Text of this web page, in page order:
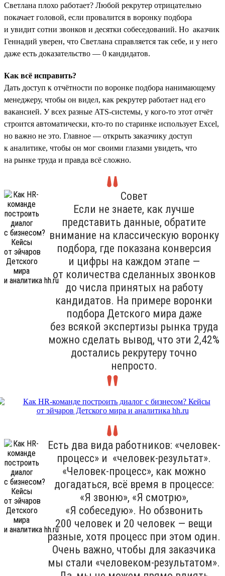
Светлана плохо работает? Любой рекрутер отрицательно
покачает головой, если провалится в воронку подбора
и увидит сотни звонков и десятки собеседований. Но аказчик
Геннадий уверен, что Светлана справляется так себе, и у него
даже есть доказательство — 0 кандидатов.
Как всё исправить?
Дать доступ к отчётности по воронке подбора нанимающему
менеджеру, чтобы он видел, как рекрутер работает над его
вакансией. У всех разные ATS-системы, у кого-то этот отчёт
строится автоматически, кто-то по старинке использует Excel,
но важно не это. Главное — открыть заказчику доступ
к аналитике, чтобы он мог своими глазами увидеть, что
на рынке труда и правда всё сложно.
Совет
Если не знаете, как лучше
представить данные, обратите
внимание на классическую воронку
подбора, где показана конверсия
и цифры на каждом этапе —
от количества сделанных звонков
до числа принятых на работу
кандидатов. На примере воронки
подбора Детского мира даже
без всякой экспертизы рынка труда
можно сделать вывод, что эти 2,42%
достались рекрутеру точно
непросто.
Есть два вида работников: «человек-
процесс» и «человек-результат».
«Человек-процесс», как можно
догадаться, всё время в процессе:
«Я звоню», «Я смотрю»,
«Я собеседую». Но обзвонить
200 человек и 20 человек — вещи
разные, хотя процесс при этом один.
Очень важно, чтобы для заказчика
мы стали «человеком-результатом».